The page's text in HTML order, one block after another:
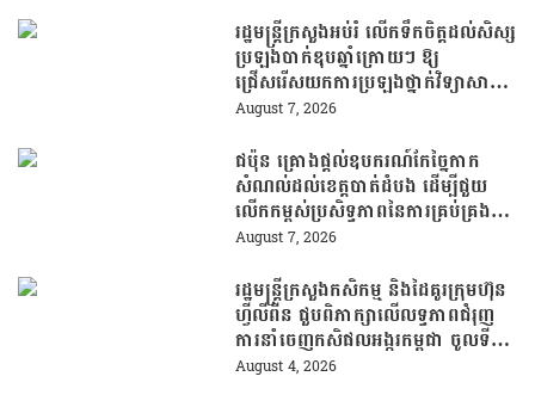
រដ្ឋមន្រ្តីក្រសួងអប់រំ លើកទឹកចិត្តដល់សិស្ស
ប្រឡងបាក់ឌុបឆ្នាំក្រោយៗ ឱ្យ
ជ្រើសរើសយកការប្រឡងថ្នាក់វិទ្យាសាស្ត្រ
ដើម្បីឆ្លើយតបទៅនឹងតម្រូវការធនធាន
August 7, 2026
ជប៉ុន គ្រោងផ្តល់ឧបករណ៍កែច្នៃកាក
សំណល់ដល់ខេត្តបាត់ដំបង ដើម្បីជួយ
លើកកម្ពស់ប្រសិទ្ធភាពនៃការគ្រប់គ្រង
សំណល់
August 7, 2026
រដ្ឋមន្រ្តីក្រសួងកសិកម្ម និងដៃគូរក្រុមហ៊ុន
ហ្វីលីពីន ជួបពិភាក្សាលើលទ្ធភាពជំរុញ
ការនាំចេញកសិផលអង្ករកម្ពុជា ចូលទី
ផ្សារហ្វីលីពីន
August 4, 2026